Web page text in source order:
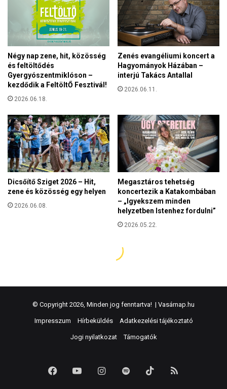
© Copyright 2026, Minden jog fenntartva! | Vasárnap.hu
Impresszum Hírbeküldés Adatkezelési tájékoztató
Jogi nyilatkozat Támogatók
FacebookYouTubeInstagram
Spotify TikTok